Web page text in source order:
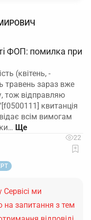
не визначений і
до 1 серпня
офіційно
саме
пріоритет
з
у вас, і тих,
ви можете
заброньовані за
2026 року
вибору цього
ФОП: помилка при
(квітень, -
травень зараз вже
тож відправляю
квитанція
всім вимогам
22
ми
на запитання з тем